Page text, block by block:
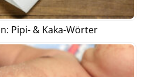
Pipi- & Kaka-Wörter